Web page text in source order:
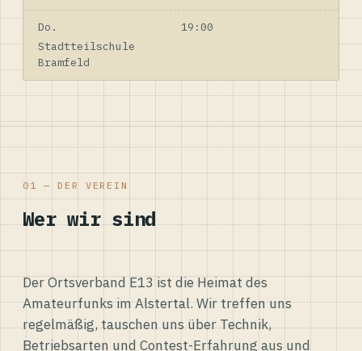
Do.
19:00
Stadtteilschule
Bramfeld
01 — DER VEREIN
Wer wir sind
Der Ortsverband E13 ist die Heimat des
Amateurfunks im Alstertal. Wir treffen uns
regelmäßig, tauschen uns über Technik,
Betriebsarten und Contest-Erfahrung aus und